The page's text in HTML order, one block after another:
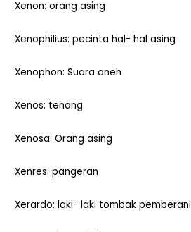
Xenon: orang asing
Xenophilius: pecinta hal- hal asing
Xenophon: Suara aneh
Xenos: tenang
Xenosa: Orang asing
Xenres: pangeran
Xerardo: laki- laki tombak pemberani